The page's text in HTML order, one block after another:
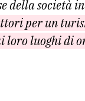
della società
per un
loro luoghi di